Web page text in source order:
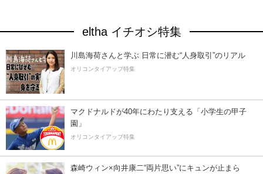
eltha イチオシ特集
川島海荷さんと学ぶ 日常に潜む“人身取引”のリアル
オリコンタイアップ特集
マクドナルドが40年にわたり支える「小学生の甲子
園」
オリコンタイアップ特集
森崎ウィン×向井康二“両片思い”にキュンが止まら